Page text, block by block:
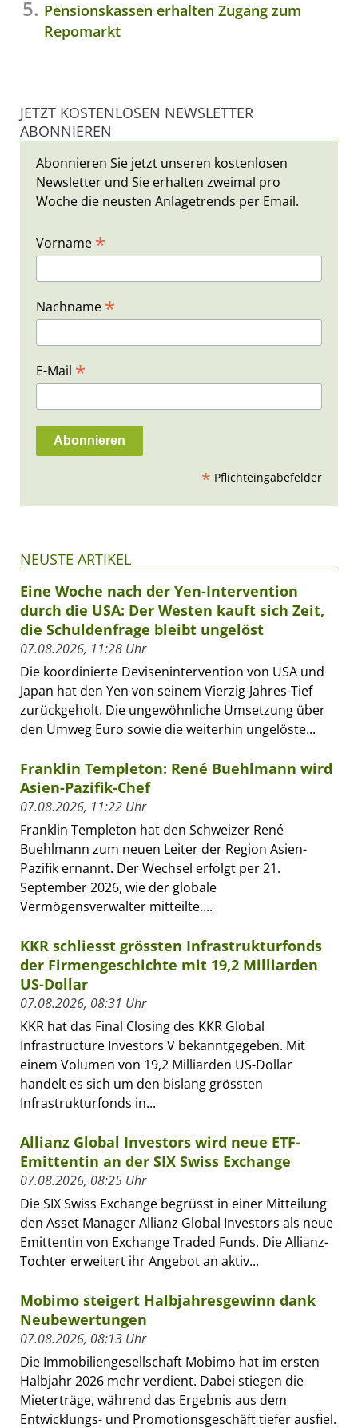
Pensionskassen erhalten Zugang zum
Repomarkt
JETZT KOSTENLOSEN NEWSLETTER
ABONNIEREN
Abonnieren Sie jetzt unseren kostenlosen
Newsletter und Sie erhalten zweimal pro
Woche die neusten Anlagetrends per Email.
Vorname *
Nachname *
E-Mail *
* Pflichteingabefelder
NEUSTE ARTIKEL
Eine Woche nach der Yen-Intervention
durch die USA: Der Westen kauft sich Zeit,
die Schuldenfrage bleibt ungelöst
07.08.2026, 11:28 Uhr
Die koordinierte Devisenintervention von USA und
Japan hat den Yen von seinem Vierzig-Jahres-Tief
zurückgeholt. Die ungewöhnliche Umsetzung über
den Umweg Euro sowie die weiterhin ungelöste...
Franklin Templeton: René Buehlmann wird
Asien-Pazifik-Chef
07.08.2026, 11:22 Uhr
Franklin Templeton hat den Schweizer René
Buehlmann zum neuen Leiter der Region Asien-
Pazifik ernannt. Der Wechsel erfolgt per 21.
September 2026, wie der globale
Vermögensverwalter mitteilte....
KKR schliesst grössten Infrastrukturfonds
der Firmengeschichte mit 19,2 Milliarden
US-Dollar
07.08.2026, 08:31 Uhr
KKR hat das Final Closing des KKR Global
Infrastructure Investors V bekanntgegeben. Mit
einem Volumen von 19,2 Milliarden US-Dollar
handelt es sich um den bislang grössten
Infrastrukturfonds in...
Allianz Global Investors wird neue ETF-
Emittentin an der SIX Swiss Exchange
07.08.2026, 08:25 Uhr
Die SIX Swiss Exchange begrüsst in einer Mitteilung
den Asset Manager Allianz Global Investors als neue
Emittentin von Exchange Traded Funds. Die Allianz-
Tochter erweitert ihr Angebot an aktiv...
Mobimo steigert Halbjahresgewinn dank
Neubewertungen
07.08.2026, 08:13 Uhr
Die Immobiliengesellschaft Mobimo hat im ersten
Halbjahr 2026 mehr verdient. Dabei stiegen die
Mieterträge, während das Ergebnis aus dem
Entwicklungs- und Promotionsgeschäft tiefer ausfiel.